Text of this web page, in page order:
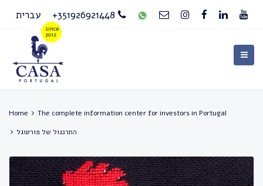
עברית +351926921448
Home
The complete information center for investors in Portugal
התרנגול של פורטוגל